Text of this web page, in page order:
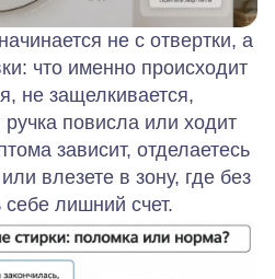
не с отвертки, а
что именно происходит
не защелкивается,
ручка повисла или ходит
зависит, отделаетесь
влезете в зону, где без
себе лишний счет.